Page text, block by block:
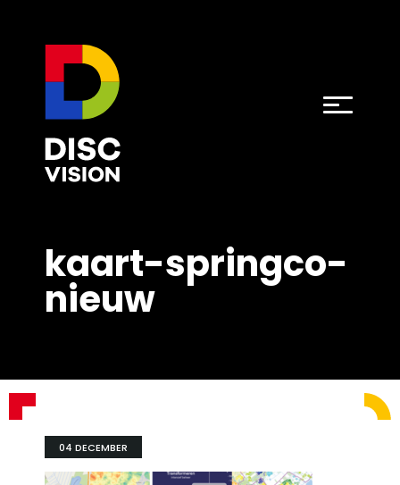
kaart-springco-
nieuw
04 DECEMBER